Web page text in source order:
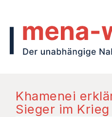
Khamenei
Sieger im